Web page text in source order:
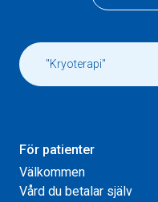
För patienter
Välkommen
Vård du betalar själv